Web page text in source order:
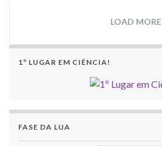
LOAD MORE
1º LUGAR EM CIÊNCIA!
FASE DA LUA